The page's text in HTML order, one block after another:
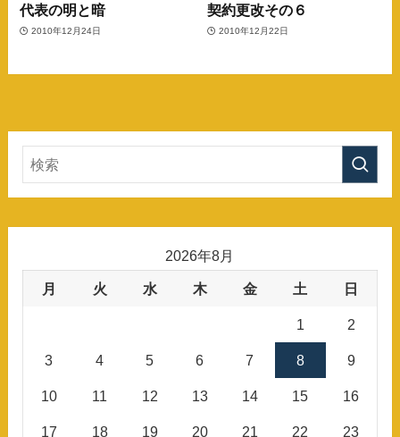
代表の明と暗
2010年12月24日
契約更改その６
2010年12月22日
2026年8月
月 火 水 木 金 土 日
1 2
3 4 5 6 7 8 9
10 11 12 13 14 15 16
17 18 19 20 21 22 23